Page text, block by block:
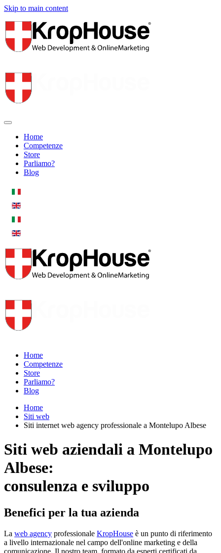
Skip to main content
Home
Competenze
Store
Parliamo?
Blog
Home
Competenze
Store
Parliamo?
Blog
Home
Siti web
Siti internet web agency professionale a Montelupo Albese
Siti web aziendali a Montelupo
Albese:
consulenza e sviluppo
Benefici per la tua azienda
La web agency professionale KropHouse è un punto di riferimento
a livello internazionale nel campo dell'online marketing e della
comunicazione. Il nostro team, formato da esperti certificati da